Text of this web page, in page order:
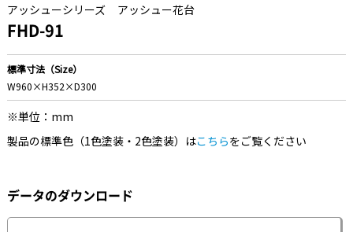
アッシューシリーズ アッシュー花台
FHD-91
標準寸法（Size）
W960×H352×D300
※単位：mm
製品の標準色（1色塗装・2色塗装）はこちらをご覧ください
データのダウンロード